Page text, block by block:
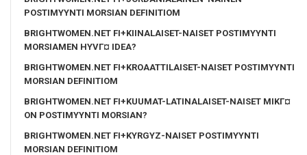
POSTIMYYNTI MORSIAN DEFINITIOM
BRIGHTWOMEN.NET FI+KIINALAISET-NAISET POSTIMYYNTI
MORSIAMEN HYVГ¤ IDEA?
BRIGHTWOMEN.NET FI+KROAATTILAISET-NAISET POSTIMYYNTI
MORSIAN DEFINITIOM
BRIGHTWOMEN.NET FI+KUUMAT-LATINALAISET-NAISET MIKГ¤
ON POSTIMYYNTI MORSIAN?
BRIGHTWOMEN.NET FI+KYRGYZ-NAISET POSTIMYYNTI
MORSIAN DEFINITIOM